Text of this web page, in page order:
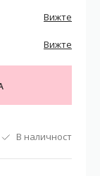
Вижте
Вижте
В наличност